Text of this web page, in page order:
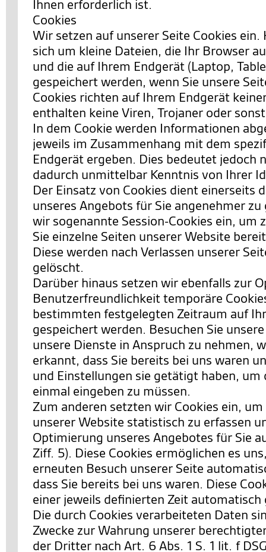
Ihnen erforderlich ist.
Cookies
Wir setzen auf unserer Seite Cookies ein.
sich um kleine Dateien, die Ihr Browser
und die auf Ihrem Endgerät (Laptop,
gespeichert werden, wenn Sie unsere
Cookies richten auf Ihrem Endgerät
enthalten keine Viren, Trojaner oder
In dem Cookie werden Informationen
jeweils im Zusammenhang mit dem
Endgerät ergeben. Dies bedeutet jedoch
dadurch unmittelbar Kenntnis von Ihrer
Der Einsatz von Cookies dient einerseits
unseres Angebots für Sie angenehmer
wir sogenannte Session-Cookies ein, um
Sie einzelne Seiten unserer Website
Diese werden nach Verlassen unserer
gelöscht.
Darüber hinaus setzen wir ebenfalls zur
Benutzerfreundlichkeit temporäre
bestimmten festgelegten Zeitraum auf
gespeichert werden. Besuchen Sie
unsere Dienste in Anspruch zu nehmen,
erkannt, dass Sie bereits bei uns waren
und Einstellungen sie getätigt haben, um
einmal eingeben zu müssen.
Zum anderen setzten wir Cookies ein,
unserer Website statistisch zu erfassen
Optimierung unseres Angebotes für Sie
Ziff. 5). Diese Cookies ermöglichen es
erneuten Besuch unserer Seite
dass Sie bereits bei uns waren. Diese
einer jeweils definierten Zeit automatisch
Die durch Cookies verarbeiteten Daten
Zwecke zur Wahrung unserer
der Dritter nach Art. 6 Abs. 1 S. 1 lit. f